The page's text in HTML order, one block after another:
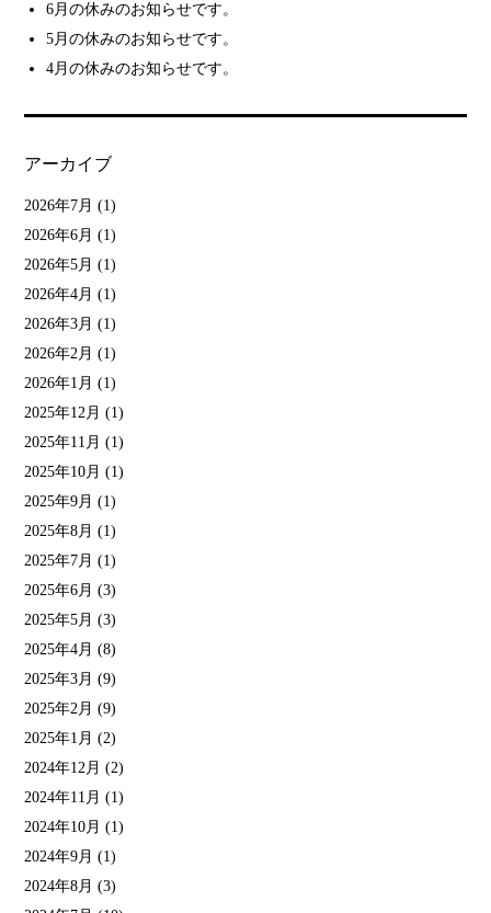
6月の休みのお知らせです。
5月の休みのお知らせです。
4月の休みのお知らせです。
アーカイブ
2026年7月 (1)
2026年6月 (1)
2026年5月 (1)
2026年4月 (1)
2026年3月 (1)
2026年2月 (1)
2026年1月 (1)
2025年12月 (1)
2025年11月 (1)
2025年10月 (1)
2025年9月 (1)
2025年8月 (1)
2025年7月 (1)
2025年6月 (3)
2025年5月 (3)
2025年4月 (8)
2025年3月 (9)
2025年2月 (9)
2025年1月 (2)
2024年12月 (2)
2024年11月 (1)
2024年10月 (1)
2024年9月 (1)
2024年8月 (3)